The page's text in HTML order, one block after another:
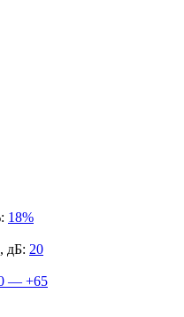
: 18%
дБ: 20
— +65